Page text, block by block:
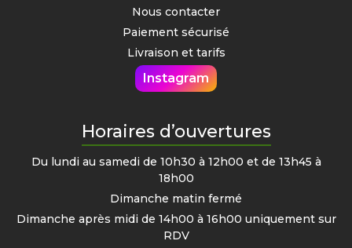
Nous contacter
Paiement sécurisé
Livraison et tarifs
Instagram
Horaires d’ouvertures
Du lundi au samedi de 10h30 à 12h00 et de 13h45 à
18h00
Dimanche matin fermé
Dimanche après midi de 14h00 à 16h00 uniquement sur
RDV